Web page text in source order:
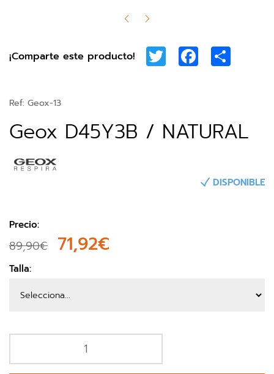
¡Comparte este producto! Twitter Facebook
Ref: Geox-13
Geox D45Y3B / NATURAL
DISPONIBLE
Precio:
89,90€ 71,92€
Talla: